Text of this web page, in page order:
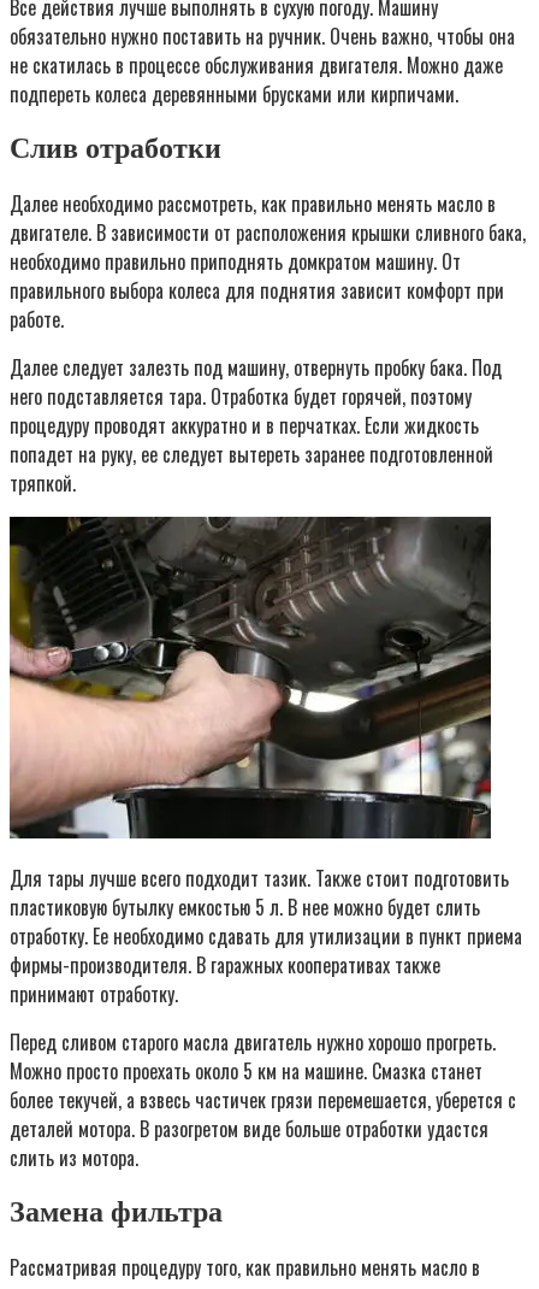
Все действия лучше выполнять в сухую погоду. Машину
обязательно нужно поставить на ручник. Очень важно, чтобы она
не скатилась в процессе обслуживания двигателя. Можно даже
подпереть колеса деревянными брусками или кирпичами.
Слив отработки
Далее необходимо рассмотреть, как правильно менять масло в
двигателе. В зависимости от расположения крышки сливного бака,
необходимо правильно приподнять домкратом машину. От
правильного выбора колеса для поднятия зависит комфорт при
работе.
Далее следует залезть под машину, отвернуть пробку бака. Под
него подставляется тара. Отработка будет горячей, поэтому
процедуру проводят аккуратно и в перчатках. Если жидкость
попадет на руку, ее следует вытереть заранее подготовленной
тряпкой.
Для тары лучше всего подходит тазик. Также стоит подготовить
пластиковую бутылку емкостью 5 л. В нее можно будет слить
отработку. Ее необходимо сдавать для утилизации в пункт приема
фирмы-производителя. В гаражных кооперативах также
принимают отработку.
Перед сливом старого масла двигатель нужно хорошо прогреть.
Можно просто проехать около 5 км на машине. Смазка станет
более текучей, а взвесь частичек грязи перемешается, уберется с
деталей мотора. В разогретом виде больше отработки удастся
слить из мотора.
Замена фильтра
Рассматривая процедуру того, как правильно менять масло в